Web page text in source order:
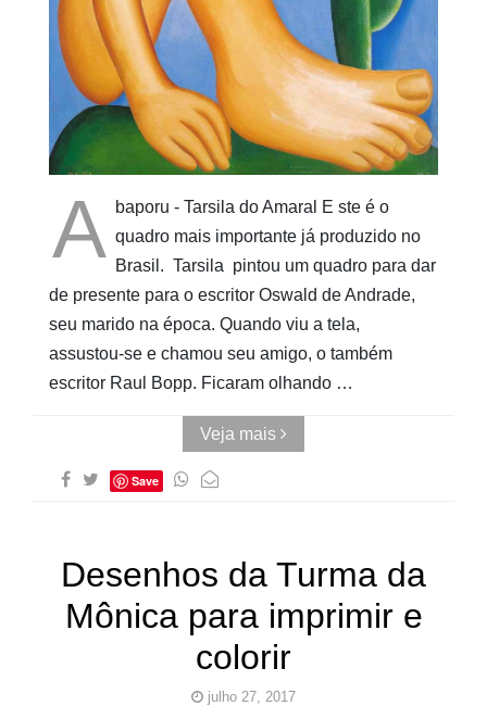
Cubo ao
Quadrado
A baporu - Tarsila do Amaral E ste é o
quadro mais importante já produzido no
Brasil. Tarsila pintou um quadro para dar
de presente para o escritor Oswald de Andrade,
seu marido na época. Quando viu a tela,
assustou-se e chamou seu amigo, o também
escritor Raul Bopp. Ficaram olhando …
Veja mais
Save
Desenhos da Turma da
Mônica para imprimir e
colorir
julho 27, 2017